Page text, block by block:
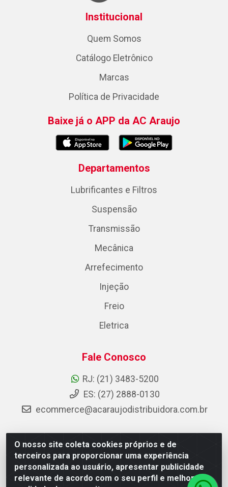
O nosso site coleta cookies próprios e de
terceiros para proporcionar uma experiência
personalizada ao usuário, apresentar publicidade
relevante de acordo com o seu perfil e melhorar a
Institucional
Quem Somos
Catálogo Eletrônico
Marcas
Política de Privacidade
Baixe já o APP da AC Araujo
Departamentos
Lubrificantes e Filtros
Suspensão
Transmissão
Mecânica
Arrefecimento
Injeção
Freio
Eletrica
Fale Conosco
RJ: (21) 3483-5200
ES: (27) 2888-0130
ecommerce@acaraujodistribuidora.com.br
AC Araujo Distribuidora - Rua Carneiro de Campos, 42 -
São Cristóvão, Rio de Janeiro/RJ - CEP 20.920-410 -
CNPJ 08.744.753/0003-85